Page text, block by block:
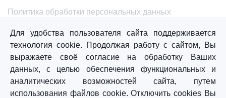
Политика обработки персональных данных
Согласие на обработку персональных данных
Каталог Сравнение
Для удобства пользователя сайта поддерживается
технология cookie. Продолжая работу с сайтом, Вы
выражаете своё согласие на обработку Ваших
данных, с целью обеспечения функциональных и
аналитических возможностей сайта, путем
использования файлов cookie. Отключить cookies Вы